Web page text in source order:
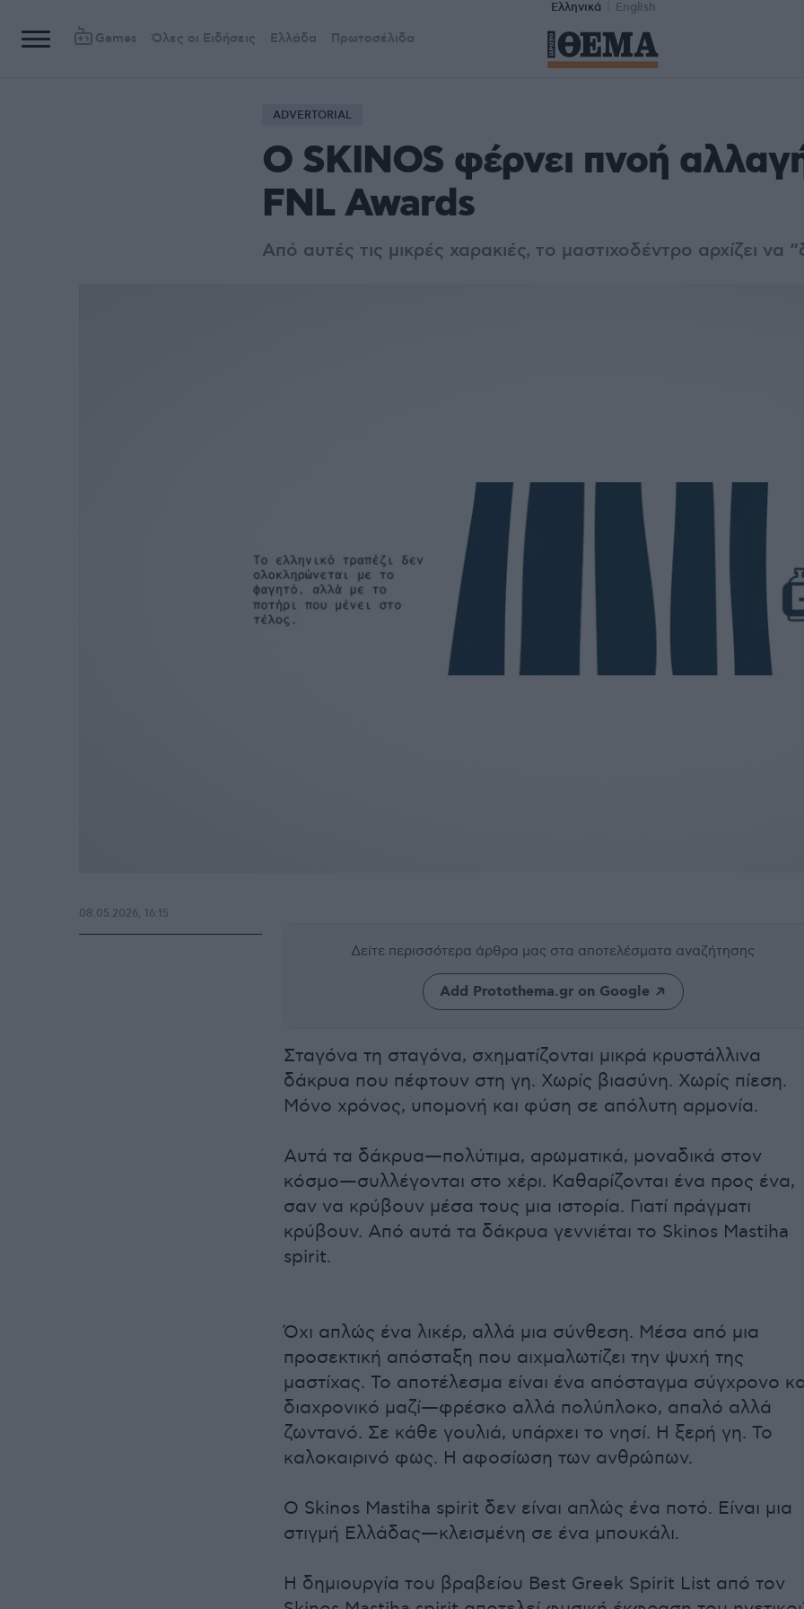
Ελληνικά English
Games Όλες οι Ειδήσεις Ελλάδα Πρωτοσέλιδα
ADVERTORIAL
Ο SKINOS φέρνει πνοή
FNL Awards
Από αυτές τις μικρές χαρακιές, το μαστιχοδέντρο αρχίζει να
Δείτε περισσότερα άρθρα μας στα αποτελέσματα αναζήτησης
Add Protothema.gr on Google
Σταγόνα τη σταγόνα, σχηματίζονται μικρά κρυστάλλινα
δάκρυα που πέφτουν στη γη. Χωρίς βιασύνη. Χωρίς πίεση.
Μόνο χρόνος, υπομονή και φύση σε απόλυτη αρμονία.
Αυτά τα δάκρυα—πολύτιμα, αρωματικά, μοναδικά στον
κόσμο—συλλέγονται στο χέρι. Καθαρίζονται ένα προς ένα,
σαν να κρύβουν μέσα τους μια ιστορία. Γιατί πράγματι
κρύβουν. Από αυτά τα δάκρυα γεννιέται το Skinos Mastiha
spirit.
Όχι απλώς ένα λικέρ, αλλά μια σύνθεση. Μέσα από μια
προσεκτική απόσταξη που αιχμαλωτίζει την ψυχή της
μαστίχας. Το αποτέλεσμα είναι ένα απόσταγμα σύγχρονο
διαχρονικό μαζί—φρέσκο αλλά πολύπλοκο, απαλό αλλά
ζωντανό. Σε κάθε γουλιά, υπάρχει το νησί. Η ξερή γη. Το
καλοκαιρινό φως. Η αφοσίωση των ανθρώπων.
O Skinos Mastiha spirit δεν είναι απλώς ένα ποτό. Είναι μια
στιγμή Ελλάδας—κλεισμένη σε ένα μπουκάλι.
Η δημιουργία του βραβείου Best Greek Spirit List από τον
08.05.2026, 16:15